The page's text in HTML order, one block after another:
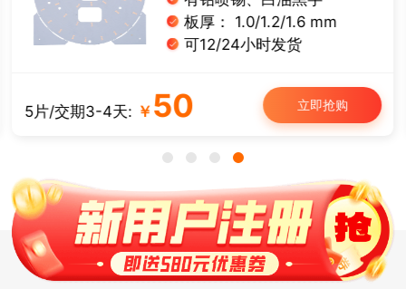
板厚： 1.0/1.2/1.6 mm
可12/24小时发货
5片/交期3-4天: ￥ 50 立即抢购